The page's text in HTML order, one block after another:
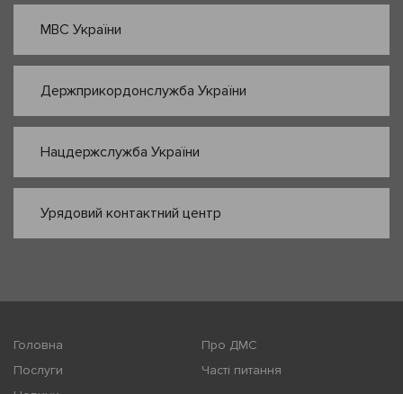
МВС України
Держприкордонслужба України
Нацдержслужба України
Урядовий контактний центр
Головна
Про ДМС
Послуги
Часті питання